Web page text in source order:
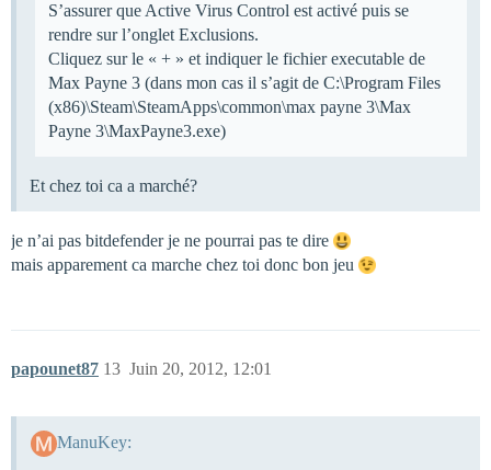
S’assurer que Active Virus Control est activé puis se
rendre sur l’onglet Exclusions.
Cliquez sur le « + » et indiquer le fichier executable de
Max Payne 3 (dans mon cas il s’agit de C:\Program Files
(x86)\Steam\SteamApps\common\max payne 3\Max
Payne 3\MaxPayne3.exe)
Et chez toi ca a marché?
je n’ai pas bitdefender je ne pourrai pas te dire
mais apparement ca marche chez toi donc bon jeu
papounet87 Juin 20, 2012, 12:01
13
ManuKey: